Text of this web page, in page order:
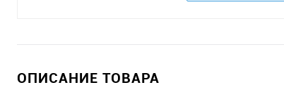
ОПИСАНИЕ ТОВАРА